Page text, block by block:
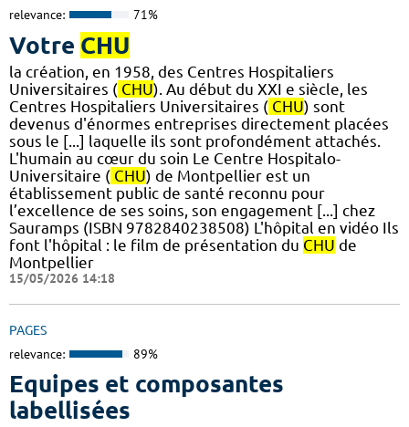
relevance: 71%
Votre CHU
la création, en 1958, des Centres Hospitaliers
Universitaires ( CHU). Au début du XXI e siècle, les
Centres Hospitaliers Universitaires ( CHU) sont
devenus d'énormes entreprises directement placées
sous le [...] laquelle ils sont profondément attachés.
L'humain au cœur du soin Le Centre Hospitalo-
Universitaire ( CHU) de Montpellier est un
établissement public de santé reconnu pour
l’excellence de ses soins, son engagement [...] chez
Sauramps (ISBN 9782840238508) L'hôpital en vidéo Ils
font l'hôpital : le film de présentation du CHU de
Montpellier
15/05/2026 14:18
PAGES
relevance: 89%
Equipes et composantes
labellisées